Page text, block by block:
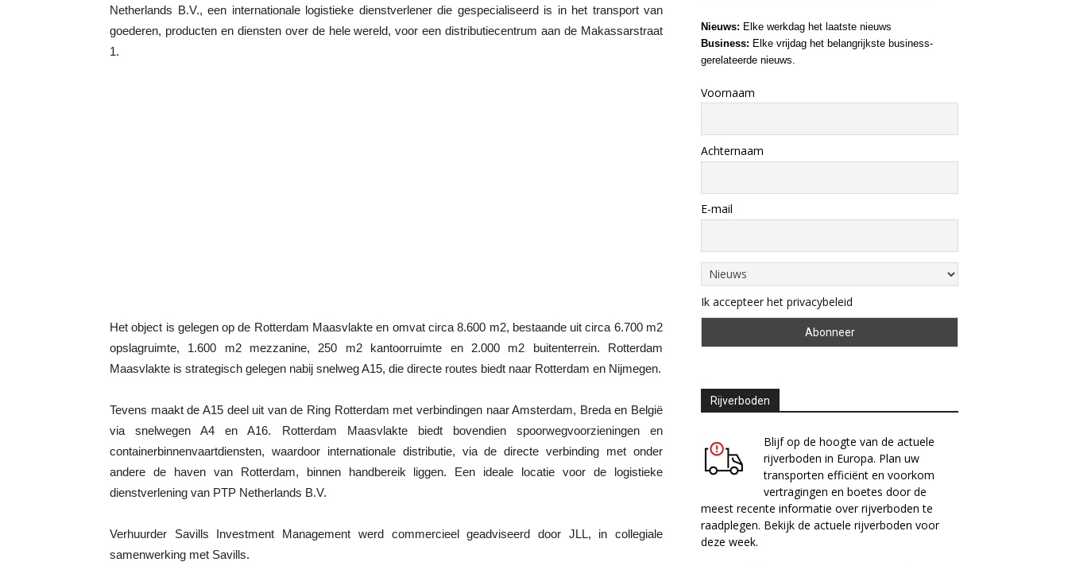
Netherlands B.V., een internationale logistieke dienstverlener die gespecialiseerd is in het transport van
goederen, producten en diensten over de hele wereld, voor een distributiecentrum aan de Makassarstraat
1.
Het object is gelegen op de Rotterdam Maasvlakte en omvat circa 8.600 m2, bestaande uit circa 6.700 m2
opslagruimte, 1.600 m2 mezzanine, 250 m2 kantoorruimte en 2.000 m2 buitenterrein. Rotterdam
Maasvlakte is strategisch gelegen nabij snelweg A15, die directe routes biedt naar Rotterdam en Nijmegen.
Tevens maakt de A15 deel uit van de Ring Rotterdam met verbindingen naar Amsterdam, Breda en België
via snelwegen A4 en A16. Rotterdam Maasvlakte biedt bovendien spoorwegvoorzieningen en
containerbinnenvaartdiensten, waardoor internationale distributie, via de directe verbinding met onder
andere de haven van Rotterdam, binnen handbereik liggen. Een ideale locatie voor de logistieke
dienstverlening van PTP Netherlands B.V.
Verhuurder Savills Investment Management werd commercieel geadviseerd door JLL, in collegiale
samenwerking met Savills.
Nieuws: Elke werkdag het laatste nieuws
Business: Elke vrijdag het belangrijkste business-
gerelateerde nieuws.
Voornaam
Achternaam
E-mail
Ik accepteer het privacybeleid
Rijverboden
Blijf op de hoogte van de actuele
rijverboden in Europa. Plan uw
transporten efficiënt en voorkom
vertragingen en boetes door de
meest recente informatie over rijverboden te
raadplegen. Bekijk de actuele rijverboden voor
deze week.